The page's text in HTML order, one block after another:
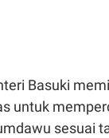
Basuki
untuk
sesuai